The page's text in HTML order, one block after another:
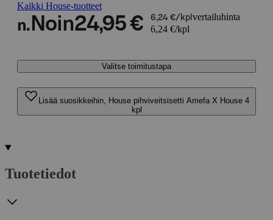
Kaikki House-tuotteet
n. Noin24,95 € 6,24 €/kpl vertailuhinta
6,24 €/kpl
Valitse toimitustapa
Lisää suosikkeihin, House pihviveitsisetti Amefa X House 4
kpl
Tuotetiedot